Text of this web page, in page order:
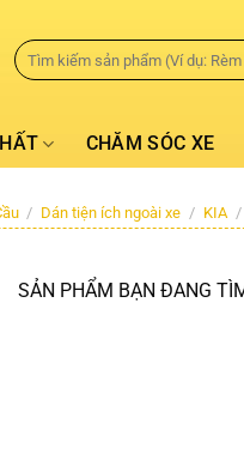
CHĂM SÓC XE
/ Dán tiện ích ngoài xe / KIA /
SẢN PHẨM BẠN ĐANG